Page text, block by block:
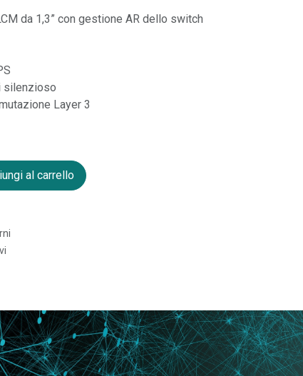
da 1,3” con gestione AR dello switch
silenzioso
Layer 3
al carrello